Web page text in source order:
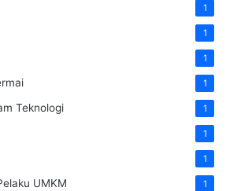
1
1
1
1
Teknologi 1
1
1
UMKM 1